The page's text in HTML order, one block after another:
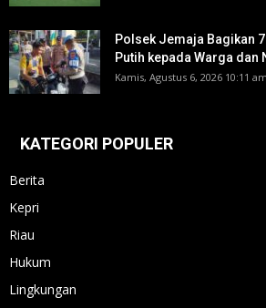
Polsek Jemaja Bagikan
Putih kepada Warga dan
Kamis, Agustus 6, 2026 10:11 am
KATEGORI POPULER
Berita
Kepri
Riau
Hukum
Lingkungan